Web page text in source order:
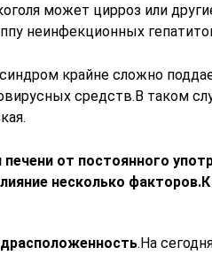
может цирроз или
неинфекционных
крайне сложно
средств.В таком
от постоянного
несколько
.На